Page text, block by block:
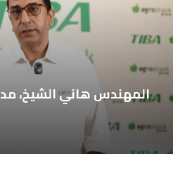
المهندس هاني الشيخ،